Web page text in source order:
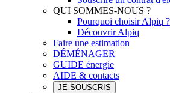
QUI SOMMES-NOUS ?
Pourquoi choisir Alpiq ?
Découvrir Alpiq
Faire une estimation
DÉMÉNAGER
GUIDE énergie
AIDE & contacts
JE SOUSCRIS